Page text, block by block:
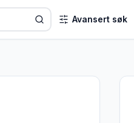
Avansert søk